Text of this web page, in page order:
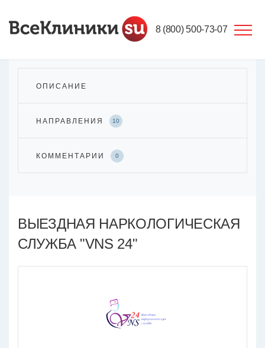
8 (800) 500-73-07
ОПИСАНИЕ
НАПРАВЛЕНИЯ 10
КОММЕНТАРИИ 0
ВЫЕЗДНАЯ НАРКОЛОГИЧЕСКАЯ
СЛУЖБА "VNS 24"